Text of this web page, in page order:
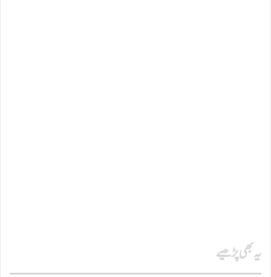
یہ بھی پڑھیے